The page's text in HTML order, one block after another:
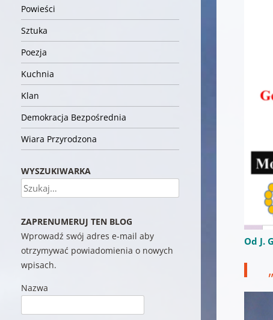
Powieści
Sztuka
Poezja
Kuchnia
Klan
Demokracja Bezpośrednia
Wiara Przyrodzona
Od J.
WYSZUKIWARKA
Szukaj
ZAPRENUMERUJ TEN BLOG
Wprowadź swój adres e-mail aby
otrzymywać powiadomienia o nowych
wpisach.
Nazwa